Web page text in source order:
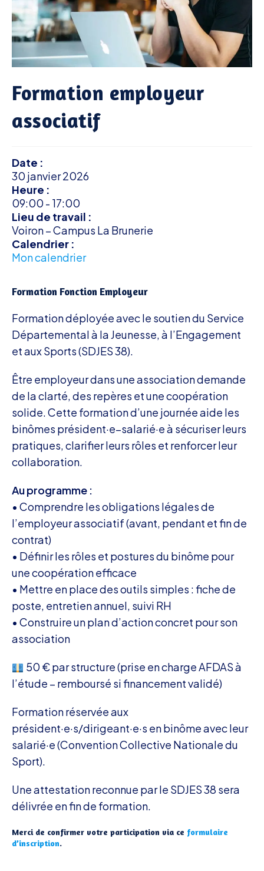
Formation employeur
associatif
Date :
30 janvier 2026
Heure :
09:00 - 17:00
Lieu de travail :
Voiron – Campus La Brunerie
Calendrier :
Mon calendrier
Formation Fonction Employeur
Formation déployée avec le soutien du Service
Départemental à la Jeunesse, à l’Engagement
et aux Sports (SDJES 38).
Être employeur dans une association demande
de la clarté, des repères et une coopération
solide. Cette formation d’une journée aide les
binômes président·e–salarié·e à sécuriser leurs
pratiques, clarifier leurs rôles et renforcer leur
collaboration.
Au programme :
• Comprendre les obligations légales de
l’employeur associatif (avant, pendant et fin de
contrat)
• Définir les rôles et postures du binôme pour
une coopération efficace
• Mettre en place des outils simples : fiche de
poste, entretien annuel, suivi RH
• Construire un plan d’action concret pour son
association
50 € par structure (prise en charge AFDAS à
l’étude – remboursé si financement validé)
Formation réservée aux
président·e·s/dirigeant·e·s en binôme avec leur
salarié·e (Convention Collective Nationale du
Sport).
Une attestation reconnue par le SDJES 38 sera
délivrée en fin de formation.
Merci de confirmer votre participation via ce formulaire
d’inscription.